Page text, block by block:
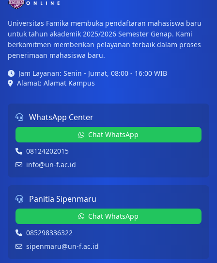
Universitas Famika membuka pendaftaran mahasiswa baru
untuk tahun akademik 2025/2026 Semester Genap. Kami
berkomitmen memberikan pelayanan terbaik dalam proses
penerimaan mahasiswa baru.
Jam Layanan: Senin - Jumat, 08:00 - 16:00 WIB
Alamat: Alamat Kampus
WhatsApp Center
Chat WhatsApp
08124202015
info@un-f.ac.id
Panitia Sipenmaru
Chat WhatsApp
085298336322
sipenmaru@un-f.ac.id